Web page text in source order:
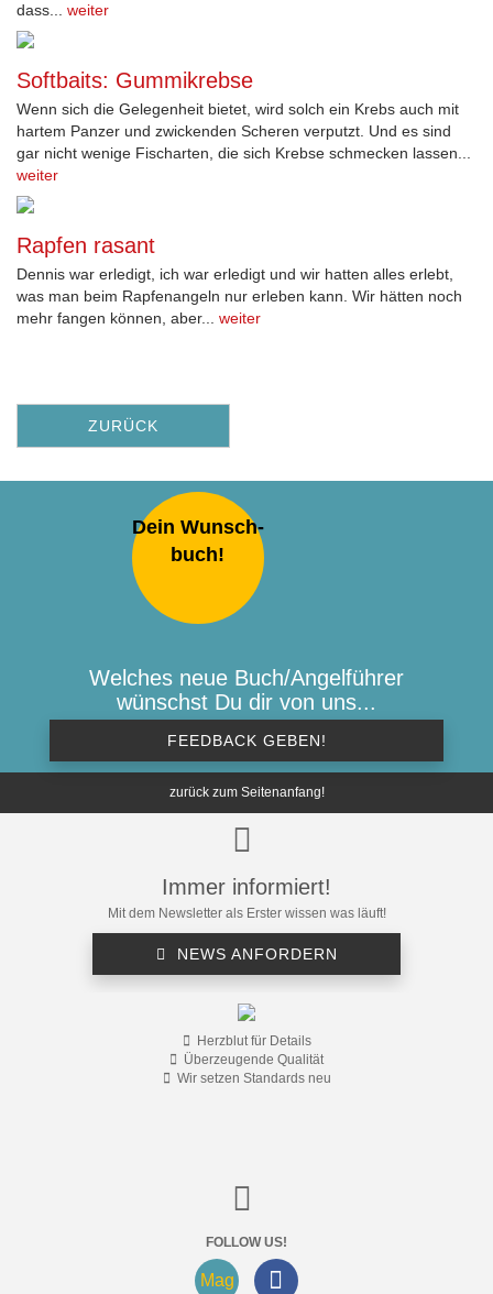
dass... weiter
Softbaits: Gummikrebse
Wenn sich die Gelegenheit bietet, wird solch ein Krebs auch mit
hartem Panzer und zwickenden Scheren verputzt. Und es sind
gar nicht wenige Fischarten, die sich Krebse schmecken lassen...
weiter
Rapfen rasant
Dennis war erledigt, ich war erledigt und wir hatten alles erlebt,
was man beim Rapfenangeln nur erleben kann. Wir hätten noch
mehr fangen können, aber... weiter
ZURÜCK
Dein Wunsch-
buch!
Welches neue Buch/Angelführer
wünschst Du dir von uns...
FEEDBACK GEBEN!
zurück zum Seitenanfang!
Immer informiert!
Mit dem Newsletter als Erster wissen was läuft!
NEWS ANFORDERN
Herzblut für Details
Überzeugende Qualität
Wir setzen Standards neu
FOLLOW US!
Mag